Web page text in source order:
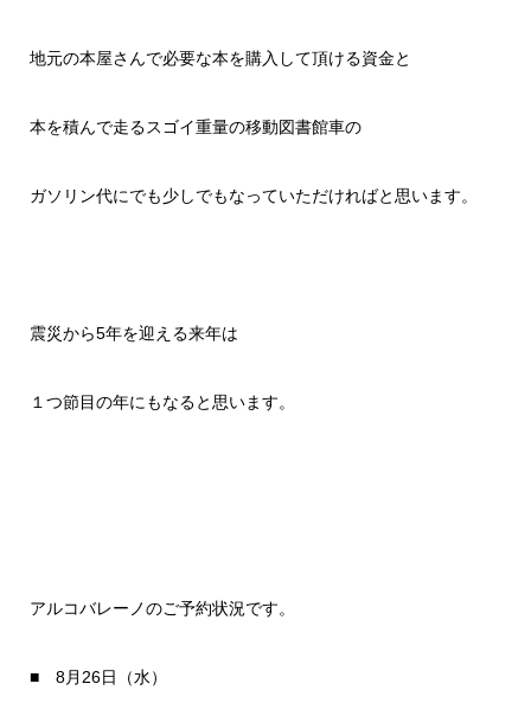
地元の本屋さんで必要な本を購入して頂ける資金と
本を積んで走るスゴイ重量の移動図書館車の
ガソリン代にでも少しでもなっていただければと思います。
震災から5年を迎える来年は
１つ節目の年にもなると思います。
アルコバレーノのご予約状況です。
■ 8月26日（水）